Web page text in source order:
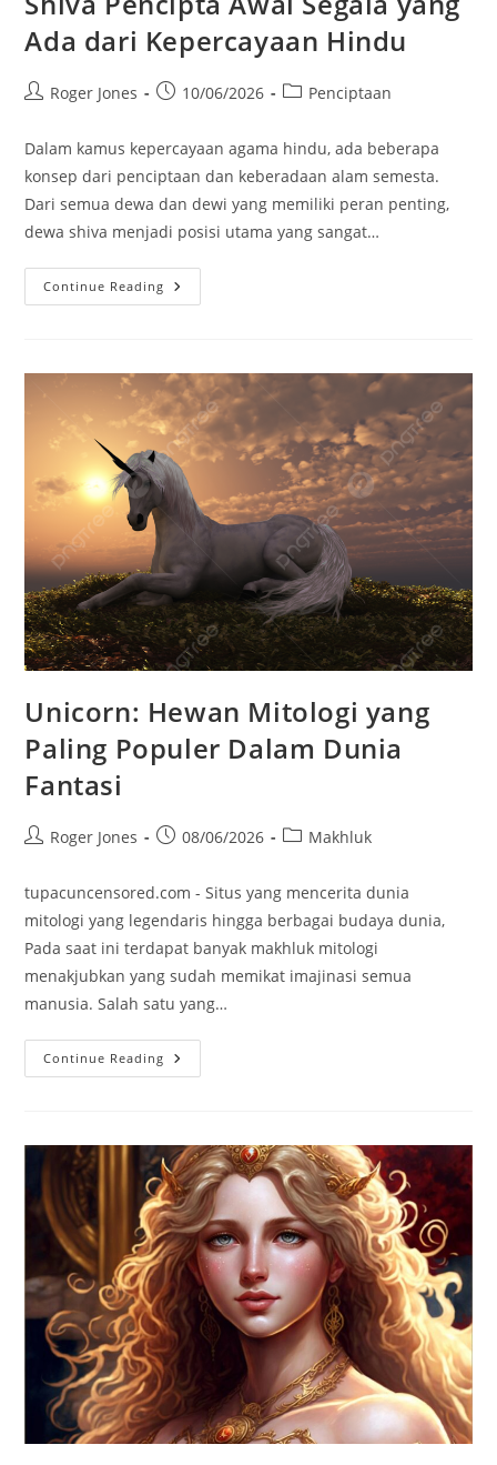
Ada dari Kepercayaan Hindu
PostRoger Jones
Post10/06/2026
PostPenciptaan
Dalam kamus kepercayaan agama hindu, ada beberapa
konsep dari penciptaan dan keberadaan alam semesta.
Dari semua dewa dan dewi yang memiliki peran penting,
dewa shiva menjadi posisi utama yang sangat…
Continue Reading Shiva
Pencipta
Dari
Kepercayaan
Hindu
Unicorn: Hewan Mitologi yang
Paling Populer Dalam Dunia
Fantasi
PostRoger Jones
Post08/06/2026
PostMakhluk
tupacuncensored.com - Situs yang mencerita dunia
mitologi yang legendaris hingga berbagai budaya dunia,
Pada saat ini terdapat banyak makhluk mitologi
menakjubkan yang sudah memikat imajinasi semua
manusia. Salah satu yang…
Continue Reading Unicorn:
Hewan
Dalam
Dunia
Fantasi